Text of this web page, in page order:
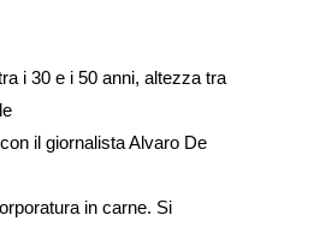
i 30 e i 50 anni, altezza tra
il giornalista Alvaro De
in carne. Si